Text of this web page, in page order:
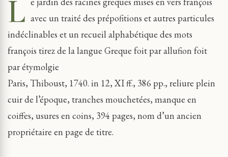
L avec un traité des prépofitions et autres particules
indéclinables et un recueil alphabétique des mots
françois tirez de la langue Greque foit par allufion foit
par étymolgie
Paris, Thiboust, 1740. in 12, XI ff., 386 pp., reliure plein
cuir de l’époque, tranches mouchetées, manque en
coiffes, usures en coins, 394 pages, nom d’un ancien
propriétaire en page de titre.